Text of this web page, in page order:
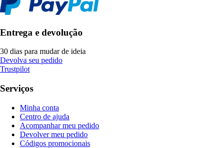
Entrega e devolução
30 dias para mudar de ideia
Devolva seu pedido
Trustpilot
Serviços
Minha conta
Centro de ajuda
Acompanhar meu pedido
Devolver meu pedido
Códigos promocionais